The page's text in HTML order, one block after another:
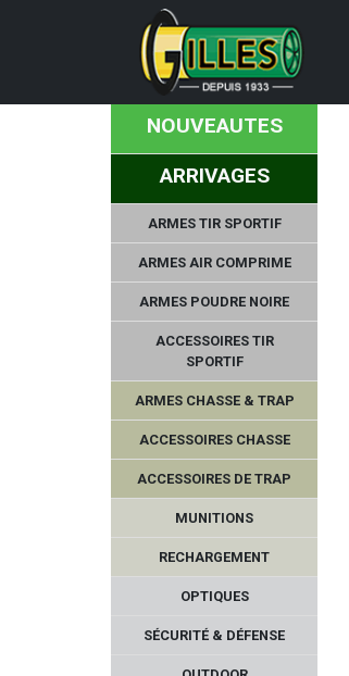
NOUVEAUTES
ARRIVAGES
ARMES TIR SPORTIF
ARMES AIR COMPRIME
ARMES POUDRE NOIRE
ACCESSOIRES TIR
SPORTIF
ARMES CHASSE & TRAP
ACCESSOIRES CHASSE
ACCESSOIRES DE TRAP
MUNITIONS
RECHARGEMENT
OPTIQUES
SÉCURITÉ & DÉFENSE